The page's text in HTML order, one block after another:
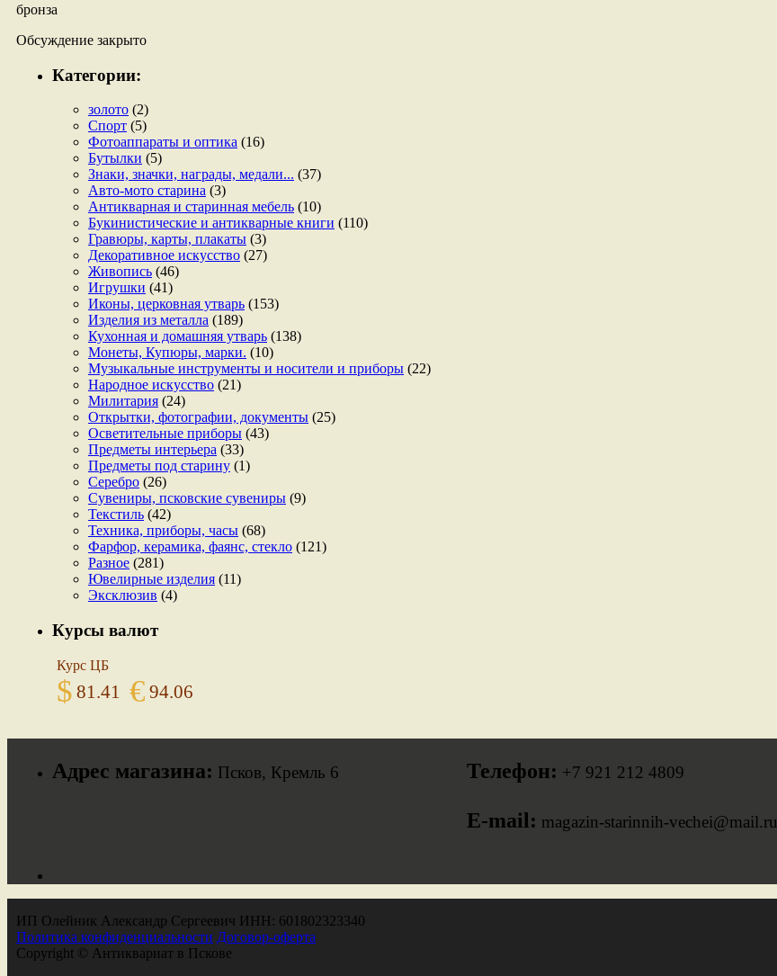
бронза
Обсуждение закрыто
Категории:
золото (2)
Спорт (5)
Фотоаппараты и оптика (16)
Бутылки (5)
Знаки, значки, награды, медали... (37)
Авто-мото старина (3)
Антикварная и старинная мебель (10)
Букинистические и антикварные книги (110)
Гравюры, карты, плакаты (3)
Декоративное искусство (27)
Живопись (46)
Игрушки (41)
Иконы, церковная утварь (153)
Изделия из металла (189)
Кухонная и домашняя утварь (138)
Монеты, Купюры, марки. (10)
Музыкальные инструменты и носители и приборы (22)
Народное искусство (21)
Милитария (24)
Открытки, фотографии, документы (25)
Осветительные приборы (43)
Предметы интерьера (33)
Предметы под старину (1)
Серебро (26)
Сувениры, псковские сувениры (9)
Текстиль (42)
Техника, приборы, часы (68)
Фарфор, керамика, фаянс, стекло (121)
Разное (281)
Ювелирные изделия (11)
Эксклюзив (4)
Курсы валют
Курс ЦБ
$ 81.41 € 94.06
Адрес магазина: Псков, Кремль 6 Телефон: +7 921 212 4809
E-mail: magazin-starinnih-vechei@mail.ru
ИП Олейник Александр Сергеевич ИНН: 601802323340
Политика конфиденциальности Договор-оферта
Copyright © Антиквариат в Пскове